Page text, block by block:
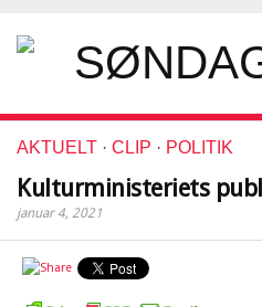
AKTUELT · CLIP · POLITIK
Kulturministeriets
januar 4, 2021